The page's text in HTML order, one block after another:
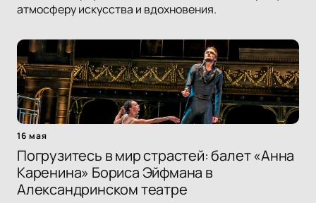
атмосферу искусства и вдохновения.
16 мая
Погрузитесь в мир страстей: балет «Анна
Каренина» Бориса Эйфмана в
Александринском театре